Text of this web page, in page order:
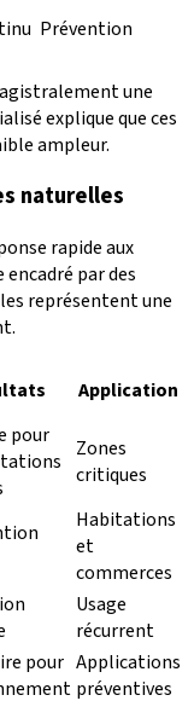
Prévention
une
explique que ces
ampleur.
naturelles
rapide aux
par des
représentent une
Application
pour
Zones
critiques
Habitations
et
commerces
Usage
récurrent
pour Applications
préventives